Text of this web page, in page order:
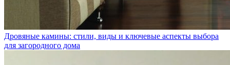
Дровяные камины: стили, виды и ключевые аспекты выбора
для загородного дома